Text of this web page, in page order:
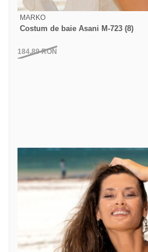
MARKO
Costum de baie Asani M-723 (8)
184,89RON